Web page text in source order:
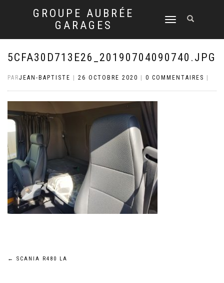
GROUPE AUBRÉE
GARAGES
DÉPLIER
NAVIGATION
5CFA30D713E26_20190704090740.JPG
PARJEAN-BAPTISTE 26 OCTOBRE 2020 0 COMMENTAIRES
Navigation
← SCANIA R480 LA